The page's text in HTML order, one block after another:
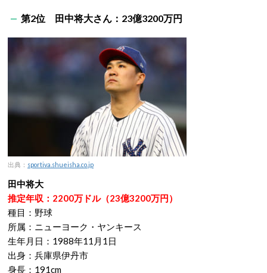
第2位 田中将大さん：23億3200万円
出典： sportiva.shueisha.co.jp
田中将大
推定年収：2200万ドル（23億3200万円）
種目：野球
所属：ニューヨーク・ヤンキース
生年月日：1988年11月1日
出身：兵庫県伊丹市
身長：191cm